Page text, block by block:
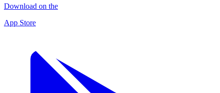
Download on the
App Store